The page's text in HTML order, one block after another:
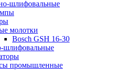
шлифовальные
молотки
Bosch GSH 16-30
шлифовальные
промышленные